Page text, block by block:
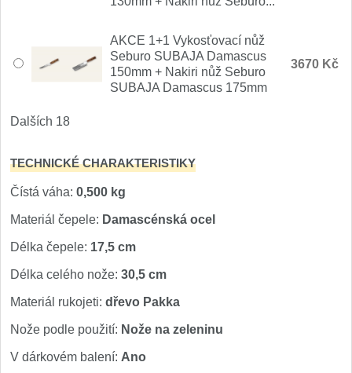
AKCE 1+1 Vykosťovací nůž
Seburo SUBAJA Damascus
150mm + Nakiri nůž Seburo
SUBAJA Damascus 175mm
3670 Kč
Dalších 18
TECHNICKÉ CHARAKTERISTIKY
Čístá váha: 0,500 kg
Materiál čepele: Damascénská ocel
Délka čepele: 17,5 cm
Délka celého nože: 30,5 cm
Materiál rukojeti: dřevo Pakka
Nože podle použití: Nože na zeleninu
V dárkovém balení: Ano